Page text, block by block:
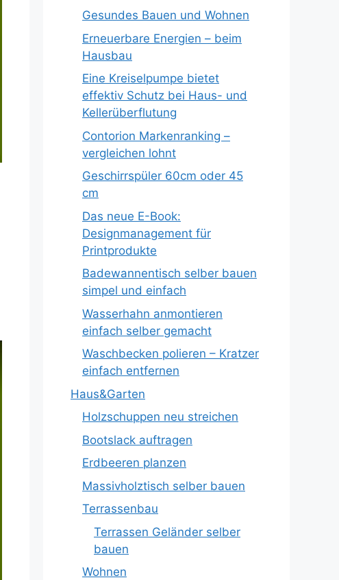
Gesundes Bauen und Wohnen
Erneuerbare Energien – beim
Hausbau
Eine Kreiselpumpe bietet
effektiv Schutz bei Haus- und
Kellerüberflutung
Contorion Markenranking –
vergleichen lohnt
Geschirrspüler 60cm oder 45
cm
Das neue E-Book:
Designmanagement für
Printprodukte
Badewannentisch selber bauen
simpel und einfach
Wasserhahn anmontieren
einfach selber gemacht
Waschbecken polieren – Kratzer
einfach entfernen
Haus&Garten
Holzschuppen neu streichen
Bootslack auftragen
Erdbeeren planzen
Massivholztisch selber bauen
Terrassenbau
Terrassen Geländer selber
bauen
Wohnen